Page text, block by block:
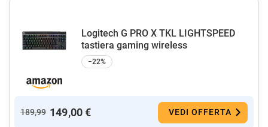
Logitech G PRO X TKL LIGHTSPEED
tastiera gaming wireless
−22%
189,99 149,00 € VEDI OFFERTA